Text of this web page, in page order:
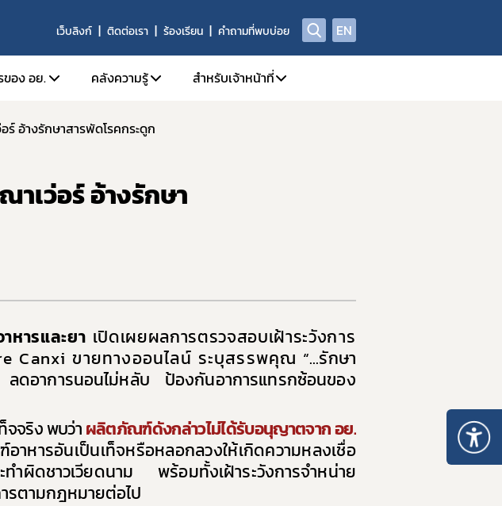
เว็บลิงก์ ติดต่อเรา ร้องเรียน คำถามที่พบบ่อย EN
รและยา
งบประมาณประจำปี
ของ อย.
การยื่นคำขอผ่านระบบอิเล็กทรอนิกส์ e-Submission
ระบบข้อมูลเปิด อย. (Open Data)
หลักเกณฑ์การนำตราสัญลักษณ์รางวัล อย. ควอลิตี้ อวอร์ด
ข้อมูลสถิติต่าง ๆ
คลังความรู้
3. ศูนย์วิทยบริการ
สำหรับเจ้าหน้าที่
7. จองห้องประชุม/ห้องอบรม
9. การเรียนรู้ Online (e-learning)
10. หลักเกณฑ์การบริหารทรัพยากรบุคคล
อ้างรักษาสารพัดโรคกระดูก
เว่อร์ อ้างรักษา
หารและยา เปิดเผยผลการตรวจสอบเฝ้าระวังการ
Canxi ขายทางออนไลน์ ระบุสรรพคุณ “...รักษา
ดอาการนอนไม่หลับ ป้องกันอาการแทรกซ้อนของ
จริง พบว่าผลิตภัณฑ์ดังกล่าวไม่ได้รับอนุญาตจาก อย.
ารอันเป็นเท็จหรือหลอกลวงให้เกิดความหลงเชื่อ
ดชาวเวียดนาม พร้อมทั้งเฝ้าระวังการจำหน่าย
รตามกฎหมายต่อไป